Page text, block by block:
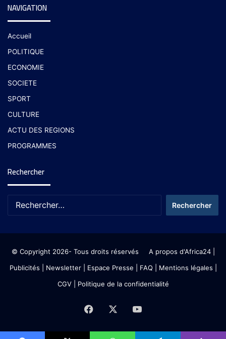
NAVIGATION
Accueil
POLITIQUE
ECONOMIE
SOCIETE
SPORT
CULTURE
ACTU DES REGIONS
PROGRAMMES
Rechercher
© Copyright 2026- Tous droits réservés A propos d'Africa24|
Publicités
Newsletter| Espace Presse | FAQ | Mentions légales
CGV| Politique de la confidentialité